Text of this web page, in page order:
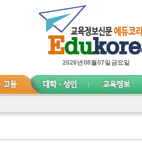
2026년 08월 07일 금요일